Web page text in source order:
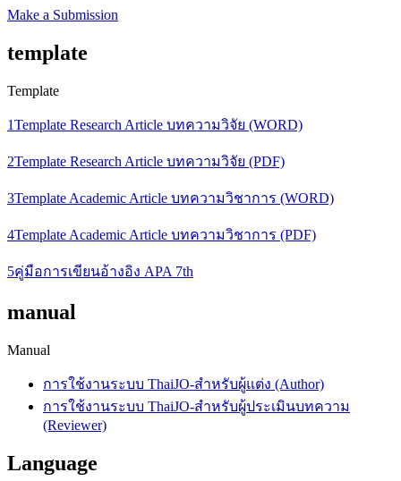
Make a Submission
template
Template
1Template Research Article บทความวิจัย (WORD)
2Template Research Article บทความวิจัย (PDF)
3Template Academic Article บทความวิชาการ (WORD)
4Template Academic Article บทความวิชาการ (PDF)
5คู่มือการเขียนอ้างอิง APA 7th
manual
Manual
การใช้งานระบบ ThaiJO-สำหรับผู้แต่ง (Author)
การใช้งานระบบ ThaiJO-สำหรับผู้ประเมินบทความ
(Reviewer)
Language